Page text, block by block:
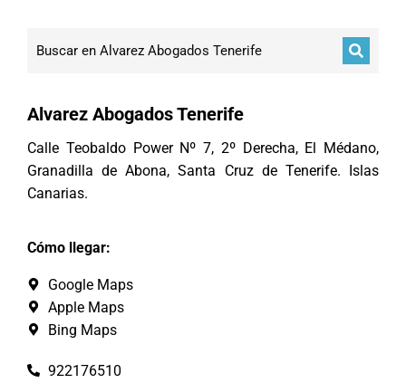
Alvarez Abogados Tenerife
Calle Teobaldo Power Nº 7, 2º Derecha, El Médano,
Granadilla de Abona, Santa Cruz de Tenerife. Islas
Canarias.
Cómo llegar:
Google Maps
Apple Maps
Bing Maps
922176510